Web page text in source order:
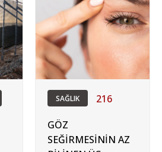
SAĞLIK 216
GÖZ
SEĞİRMESİNİN AZ